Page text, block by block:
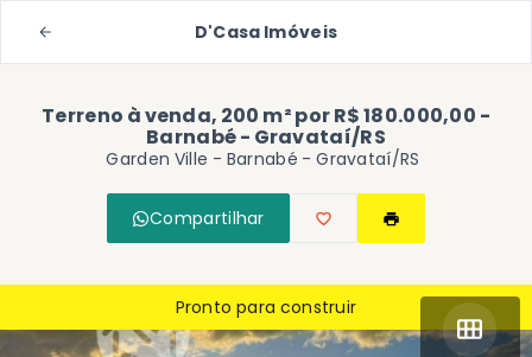
D'Casa Imóveis
Terreno à venda, 200 m² por R$ 180.000,00 -
Barnabé - Gravataí/RS
Garden Ville - Barnabé - Gravataí/RS
Compartilhar
Pronto para construir